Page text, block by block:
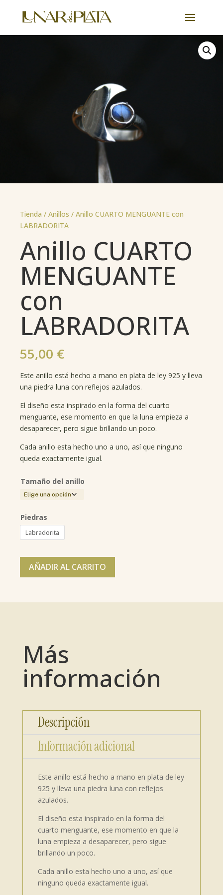
Tienda / Anillos / Anillo CUARTO MENGUANTE con
LABRADORITA
Anillo CUARTO
MENGUANTE
con
LABRADORITA
55,00 €
Este anillo está hecho a mano en plata de ley 925 y lleva
una piedra luna con reflejos azulados.
El diseño esta inspirado en la forma del cuarto
menguante, ese momento en que la luna empieza a
desaparecer, pero sigue brillando un poco.
Cada anillo esta hecho uno a uno, así que ninguno
queda exactamente igual.
Tamaño del anillo
Piedras
Labradorita
AÑADIR AL CARRITO
Más
información
Descripción
Información adicional
Este anillo está hecho a mano en plata de ley
925 y lleva una piedra luna con reflejos
azulados.
El diseño esta inspirado en la forma del
cuarto menguante, ese momento en que la
luna empieza a desaparecer, pero sigue
brillando un poco.
Cada anillo esta hecho uno a uno, así que
ninguno queda exactamente igual.